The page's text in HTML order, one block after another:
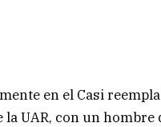
en el Casi
la UAR, con un